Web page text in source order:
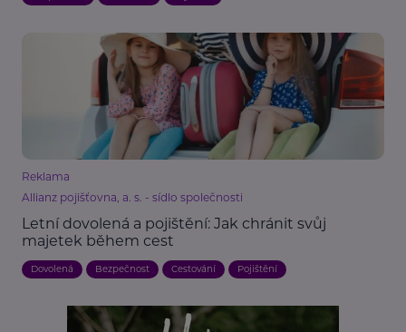
Reklama
Allianz pojišťovna, a. s. - sídlo společnosti
Letní dovolená a pojištění: Jak chránit svůj
majetek během cest
Dovolená Bezpečnost Cestování Pojištění